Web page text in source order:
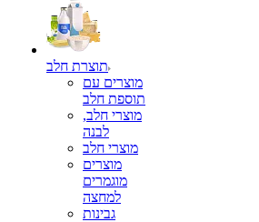
תוצרת חלב
מוצרים עם
תוספת חלב
מוצרי חלב,
לבנה
מוצרי חלב
מוצרים
מוגמרים
למחצה
גבינות